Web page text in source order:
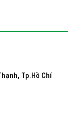
Tp.Hồ Chí